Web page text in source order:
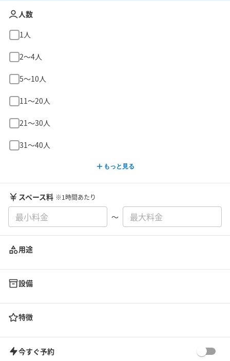
人数
1人
2〜4人
5〜10人
11〜20人
21〜30人
31〜40人
もっと見る
スペース料 ※1時間あたり
〜
用途
設備
特徴
今すぐ予約